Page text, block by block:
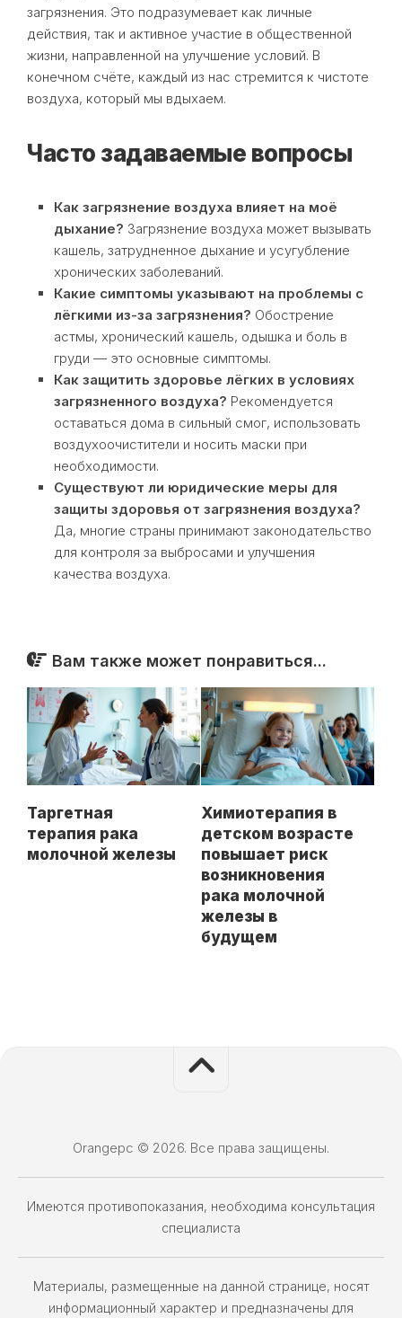
загрязнения. Это подразумевает как личные
действия, так и активное участие в общественной
жизни, направленной на улучшение условий. В
конечном счёте, каждый из нас стремится к чистоте
воздуха, который мы вдыхаем.
Часто задаваемые вопросы
Как загрязнение воздуха влияет на моё
дыхание? Загрязнение воздуха может вызывать
кашель, затрудненное дыхание и усугубление
хронических заболеваний.
Какие симптомы указывают на проблемы с
лёгкими из-за загрязнения? Обострение
астмы, хронический кашель, одышка и боль в
груди — это основные симптомы.
Как защитить здоровье лёгких в условиях
загрязненного воздуха? Рекомендуется
оставаться дома в сильный смог, использовать
воздухоочистители и носить маски при
необходимости.
Существуют ли юридические меры для
защиты здоровья от загрязнения воздуха?
Да, многие страны принимают законодательство
для контроля за выбросами и улучшения
качества воздуха.
Вам также может понравиться...
Таргетная
терапия рака
молочной железы
Химиотерапия в
детском возрасте
повышает риск
возникновения
рака молочной
железы в
будущем
Orangepc © 2026. Все права защищены.
Имеются противопоказания, необходима консультация
специалиста
Материалы, размещенные на данной странице, носят
информационный характер и предназначены для